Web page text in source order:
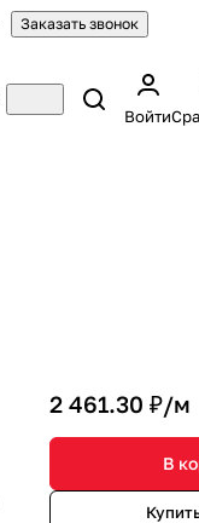
Заказать звонок
Войти
2 461.30 ₽/м
В